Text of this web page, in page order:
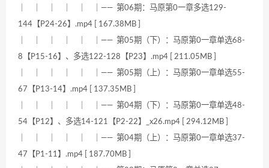
｜ ｜ ｜ ｜ ｜ ｜—— 第06期：马原第0一章多选129-
144【P24-26】.mp4 [ 167.38MB ]
｜ ｜ ｜ ｜ ｜ ｜—— 第05期（下）：马原第0一章单选68-
8【P15-16】、多选122-128【P23】.mp4 [ 211.05MB ]
｜ ｜ ｜ ｜ ｜ ｜—— 第05期（上）：马原第0一章单选55-
67【P13-14】.mp4 [ 137.35MB ]
｜ ｜ ｜ ｜ ｜ ｜—— 第04期（下）：马原第0一章单选48-
54【P12】、多选14-121【P2-22】_x26.mp4 [ 294.12MB ]
｜ ｜ ｜ ｜ ｜ ｜—— 第04期（上）：马原第0一章单选37-
47【P1-11】.mp4 [ 187.70MB ]